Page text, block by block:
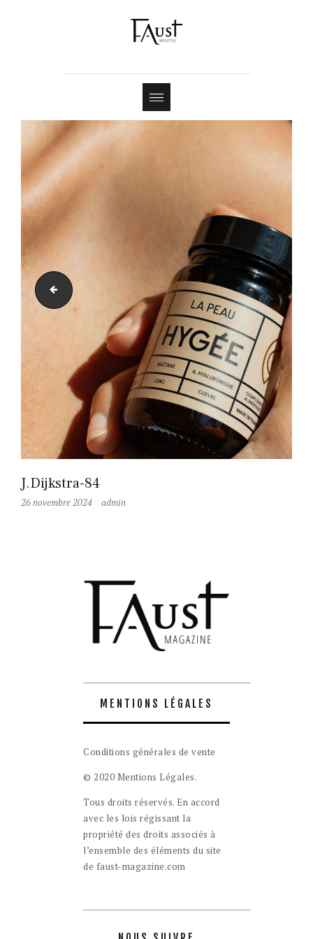
J.Dijkstra-85
J.Dijkstra-84
26 novembre 2024 admin
MENTIONS LÉGALES
Conditions générales de vente
© 2020 Mentions Légales.
Tous droits réservés. En accord
avec les lois régissant la
propriété des droits associés à
l’ensemble des éléments du site
de faust-magazine.com